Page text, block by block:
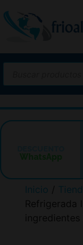
Inicio /